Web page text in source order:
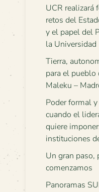
UCR realizará
retos del
y el papel del
la Universidad
Tierra,
para el pueblo
Maleku –
Poder formal
cuando el
quiere
instituciones
Un gran paso,
comenzamos
Panoramas